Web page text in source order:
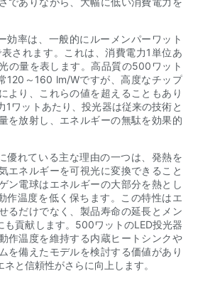
効率は、一般的にルーメンパーワット
表されます。これは、消費電力1単位あ
の量を表します。高品質の500ワット
120～160 lm/Wですが、高度なチップ
より、これらの値を超えることもあり
1ワットあたり、投光器は従来の技術と
を放射し、エネルギーの無駄を効果的
優れている主な理由の一つは、発熱を
エネルギーを可視光に変換できること
ン電球はエネルギーの大部分を熱とし
作温度を低く保ちます。この特性はエ
るだけでなく、製品寿命の延長とメン
も貢献します。500ワットのLED投光器
作温度を維持する内蔵ヒートシンクや
を備えたモデルを検討する価値があり
と信頼性がさらに向上します。